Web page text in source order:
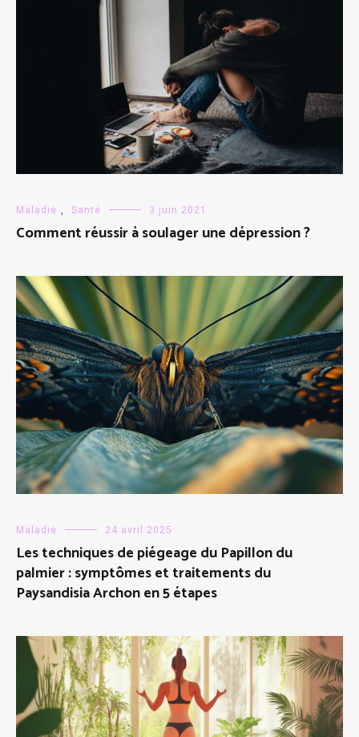
Maladie Santé 3 juin 2021
Comment réussir à soulager une dépression ?
Maladie 24 avril 2025
Les techniques de piégeage du Papillon du
palmier : symptômes et traitements du
Paysandisia Archon en 5 étapes